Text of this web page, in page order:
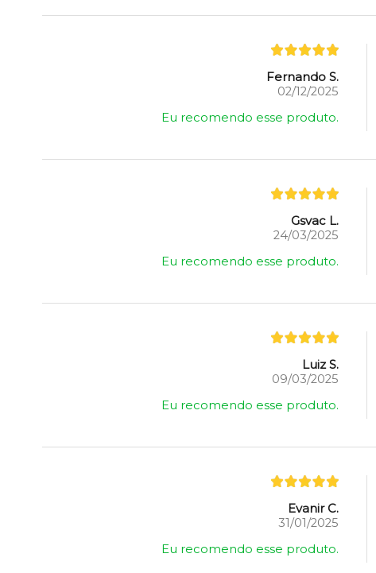
Fernando S.
02/12/2025
Eu recomendo esse produto.
Gsvac L.
24/03/2025
Eu recomendo esse produto.
Luiz S.
09/03/2025
Eu recomendo esse produto.
Evanir C.
31/01/2025
Eu recomendo esse produto.